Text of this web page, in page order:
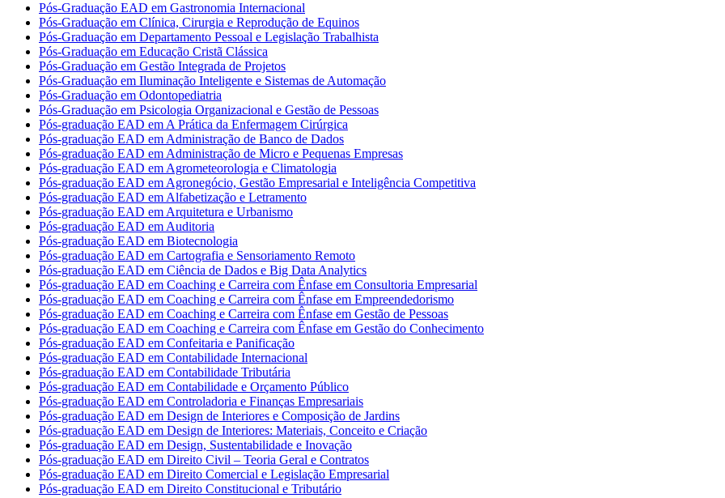
Pós-Graduação EAD em Gastronomia Internacional
Pós-Graduação em Clínica, Cirurgia e Reprodução de Equinos
Pós-Graduação em Departamento Pessoal e Legislação Trabalhista
Pós-Graduação em Educação Cristã Clássica
Pós-Graduação em Gestão Integrada de Projetos
Pós-Graduação em Iluminação Inteligente e Sistemas de Automação
Pós-Graduação em Odontopediatria
Pós-Graduação em Psicologia Organizacional e Gestão de Pessoas
Pós-graduação EAD em A Prática da Enfermagem Cirúrgica
Pós-graduação EAD em Administração de Banco de Dados
Pós-graduação EAD em Administração de Micro e Pequenas Empresas
Pós-graduação EAD em Agrometeorologia e Climatologia
Pós-graduação EAD em Agronegócio, Gestão Empresarial e Inteligência Competitiva
Pós-graduação EAD em Alfabetização e Letramento
Pós-graduação EAD em Arquitetura e Urbanismo
Pós-graduação EAD em Auditoria
Pós-graduação EAD em Biotecnologia
Pós-graduação EAD em Cartografia e Sensoriamento Remoto
Pós-graduação EAD em Ciência de Dados e Big Data Analytics
Pós-graduação EAD em Coaching e Carreira com Ênfase em Consultoria Empresarial
Pós-graduação EAD em Coaching e Carreira com Ênfase em Empreendedorismo
Pós-graduação EAD em Coaching e Carreira com Ênfase em Gestão de Pessoas
Pós-graduação EAD em Coaching e Carreira com Ênfase em Gestão do Conhecimento
Pós-graduação EAD em Confeitaria e Panificação
Pós-graduação EAD em Contabilidade Internacional
Pós-graduação EAD em Contabilidade Tributária
Pós-graduação EAD em Contabilidade e Orçamento Público
Pós-graduação EAD em Controladoria e Finanças Empresariais
Pós-graduação EAD em Design de Interiores e Composição de Jardins
Pós-graduação EAD em Design de Interiores: Materiais, Conceito e Criação
Pós-graduação EAD em Design, Sustentabilidade e Inovação
Pós-graduação EAD em Direito Civil – Teoria Geral e Contratos
Pós-graduação EAD em Direito Comercial e Legislação Empresarial
Pós-graduação EAD em Direito Constitucional e Tributário